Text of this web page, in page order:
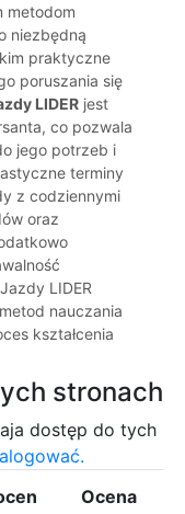
metodom
niezbędną
praktyczne
poruszania się
LIDER jest
co pozwala
jego potrzeb i
terminy
z codziennymi
oraz
LIDER
nauczania
kształcenia
stronach
dostęp do tych
Ocena